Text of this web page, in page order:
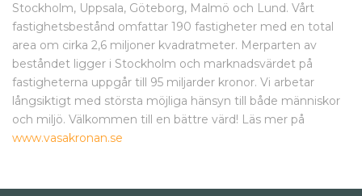
Stockholm, Uppsala, Göteborg, Malmö och Lund. Vårt
fastighetsbestånd omfattar 190 fastigheter med en total
area om cirka 2,6 miljoner kvadratmeter. Merparten av
beståndet ligger i Stockholm och marknadsvärdet på
fastigheterna uppgår till 95 miljarder kronor. Vi arbetar
långsiktigt med största möjliga hänsyn till både människor
och miljö. Välkommen till en bättre värd! Läs mer på
www.vasakronan.se